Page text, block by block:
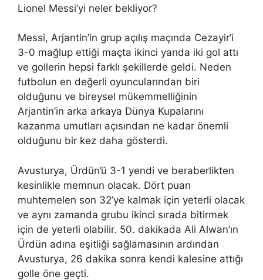
Lionel Messi’yi neler bekliyor?
Messi, Arjantin’in grup açılış maçında Cezayir’i
3-0 mağlup ettiği maçta ikinci yarıda iki gol attı
ve gollerin hepsi farklı şekillerde geldi. Neden
futbolun en değerli oyuncularından biri
olduğunu ve bireysel mükemmelliğinin
Arjantin’in arka arkaya Dünya Kupalarını
kazanma umutları açısından ne kadar önemli
olduğunu bir kez daha gösterdi.
Avusturya, Ürdün’ü 3-1 yendi ve beraberlikten
kesinlikle memnun olacak. Dört puan
muhtemelen son 32’ye kalmak için yeterli olacak
ve aynı zamanda grubu ikinci sırada bitirmek
için de yeterli olabilir. 50. dakikada Ali Alwan’ın
Ürdün adına eşitliği sağlamasının ardından
Avusturya, 26 dakika sonra kendi kalesine attığı
golle öne geçti.